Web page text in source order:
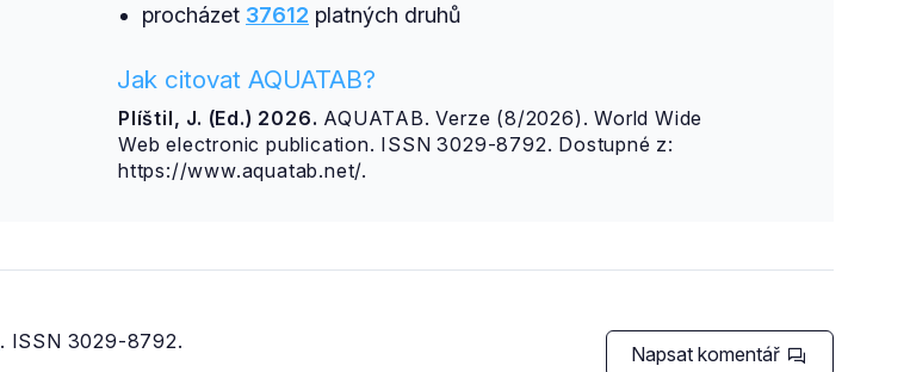
procházet 37612 platných druhů
Jak citovat AQUATAB?
Plíštil, J. (Ed.) 2026. AQUATAB. Verze (8/2026). World Wide
Web electronic publication. ISSN 3029-8792. Dostupné z:
https://www.aquatab.net/.
. ISSN 3029-8792.
Napsat komentář